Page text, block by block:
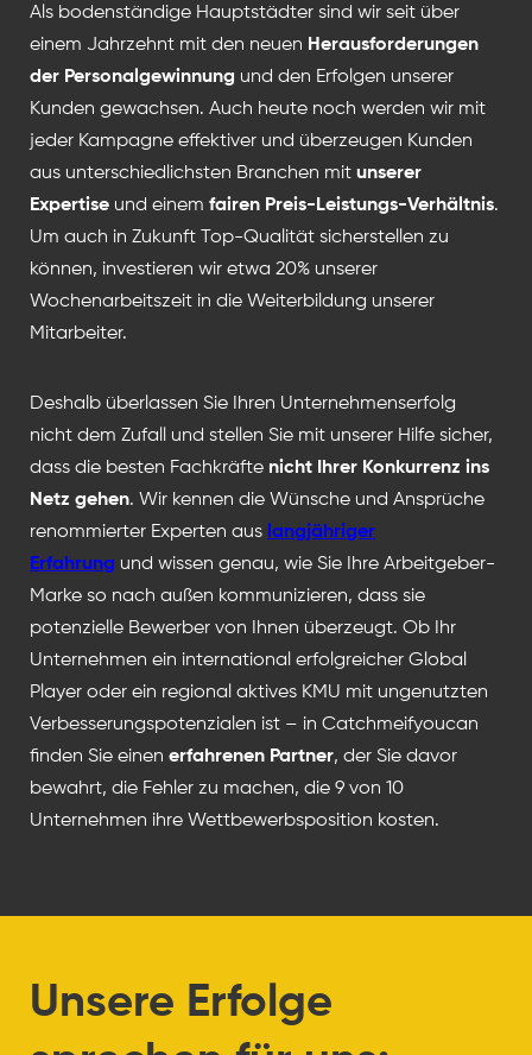
Als bodenständige Hauptstädter sind wir seit über
einem Jahrzehnt mit den neuen Herausforderungen
der Personalgewinnung und den Erfolgen unserer
Kunden gewachsen. Auch heute noch werden wir mit
jeder Kampagne effektiver und überzeugen Kunden
aus unterschiedlichsten Branchen mit unserer
Expertise und einem fairen Preis-Leistungs-Verhältnis.
Um auch in Zukunft Top-Qualität sicherstellen zu
können, investieren wir etwa 20% unserer
Wochenarbeitszeit in die Weiterbildung unserer
Mitarbeiter.
Deshalb überlassen Sie Ihren Unternehmenserfolg
nicht dem Zufall und stellen Sie mit unserer Hilfe sicher,
dass die besten Fachkräfte nicht Ihrer Konkurrenz ins
Netz gehen. Wir kennen die Wünsche und Ansprüche
renommierter Experten aus langjähriger
Erfahrung und wissen genau, wie Sie Ihre Arbeitgeber-
Marke so nach außen kommunizieren, dass sie
potenzielle Bewerber von Ihnen überzeugt. Ob Ihr
Unternehmen ein international erfolgreicher Global
Player oder ein regional aktives KMU mit ungenutzten
Verbesserungspotenzialen ist – in Catchmeifyoucan
finden Sie einen erfahrenen Partner, der Sie davor
bewahrt, die Fehler zu machen, die 9 von 10
Unternehmen ihre Wettbewerbsposition kosten.
Unsere Erfolge